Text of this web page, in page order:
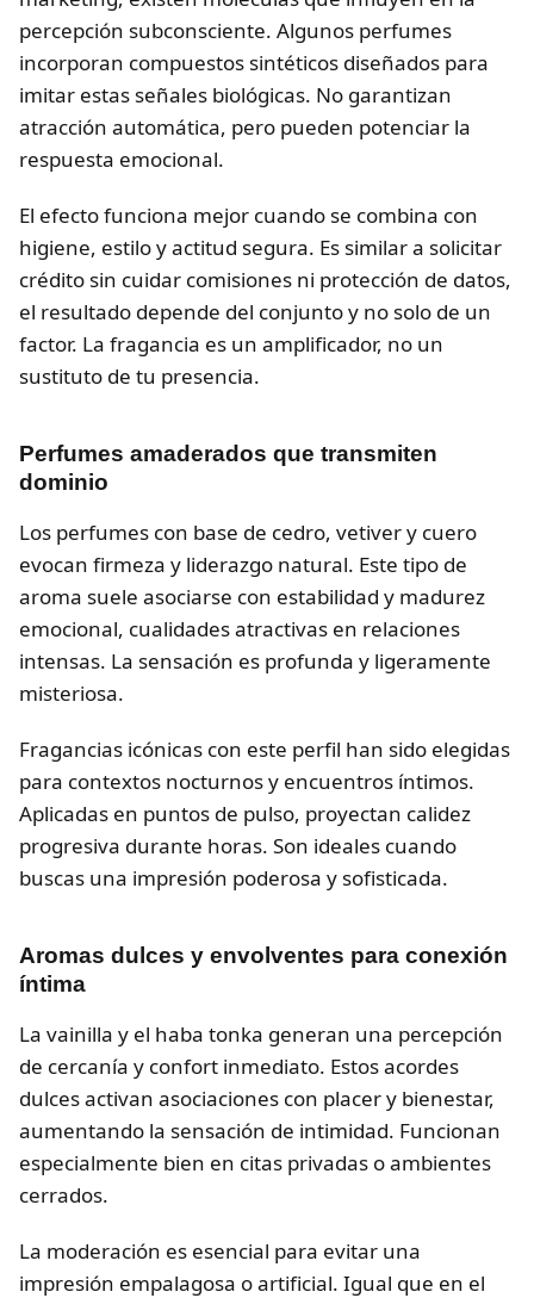
percepción subconsciente. Algunos perfumes
incorporan compuestos sintéticos diseñados para
imitar estas señales biológicas. No garantizan
atracción automática, pero pueden potenciar la
respuesta emocional.
El efecto funciona mejor cuando se combina con
higiene, estilo y actitud segura. Es similar a solicitar
crédito sin cuidar comisiones ni protección de datos,
el resultado depende del conjunto y no solo de un
factor. La fragancia es un amplificador, no un
sustituto de tu presencia.
Perfumes amaderados que transmiten
dominio
Los perfumes con base de cedro, vetiver y cuero
evocan firmeza y liderazgo natural. Este tipo de
aroma suele asociarse con estabilidad y madurez
emocional, cualidades atractivas en relaciones
intensas. La sensación es profunda y ligeramente
misteriosa.
Fragancias icónicas con este perfil han sido elegidas
para contextos nocturnos y encuentros íntimos.
Aplicadas en puntos de pulso, proyectan calidez
progresiva durante horas. Son ideales cuando
buscas una impresión poderosa y sofisticada.
Aromas dulces y envolventes para conexión
íntima
La vainilla y el haba tonka generan una percepción
de cercanía y confort inmediato. Estos acordes
dulces activan asociaciones con placer y bienestar,
aumentando la sensación de intimidad. Funcionan
especialmente bien en citas privadas o ambientes
cerrados.
La moderación es esencial para evitar una
impresión empalagosa o artificial. Igual que en el